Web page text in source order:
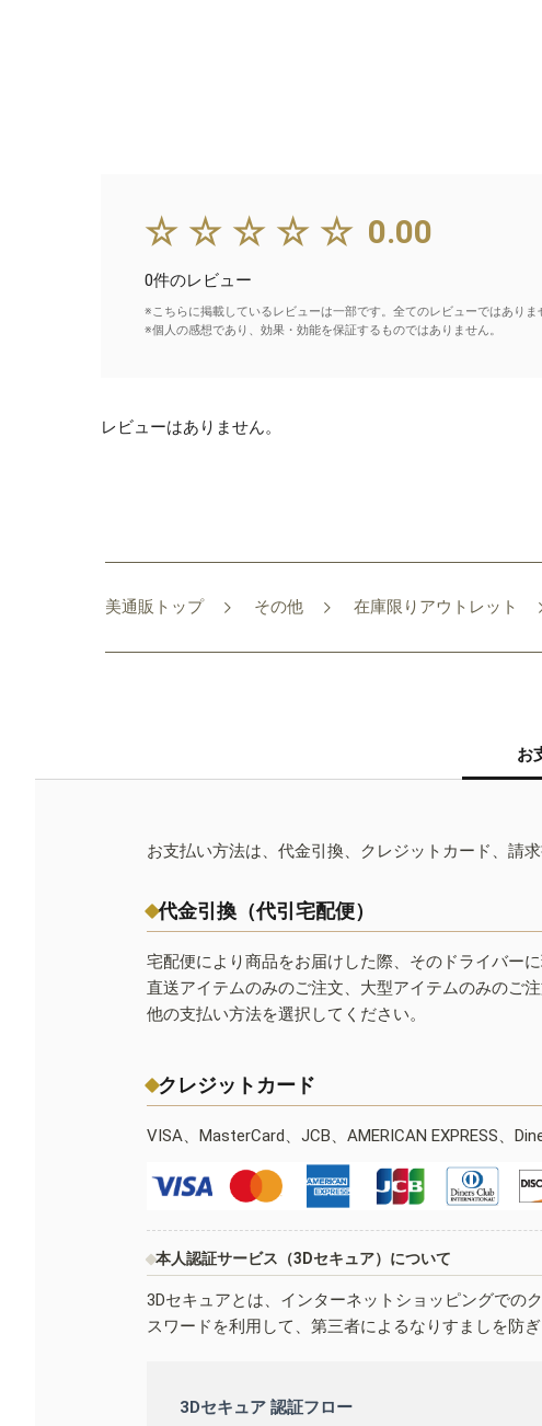
☆☆☆☆☆ 0.00
0件のレビュー
※こちらに掲載しているレビューは一部です。全てのレビューではありま
※個人の感想であり、効果・効能を保証するものではありません。
レビューはありません。
美通販トップ その他 在庫限りアウトレット
お
お支払い方法は、代金引換、クレジットカード、請
代金引換（代引宅配便）
宅配便により商品をお届けした際、そのドライバー
直送アイテムのみのご注文、大型アイテムのみのご
他の支払い方法を選択してください。
クレジットカード
VISA、MasterCard、JCB、AMERICAN EXPRESS、
本人認証サービス（3Dセキュア）について
3Dセキュアとは、インターネットショッピングでの
スワードを利用して、第三者によるなりすましを防
3Dセキュア 認証フロー